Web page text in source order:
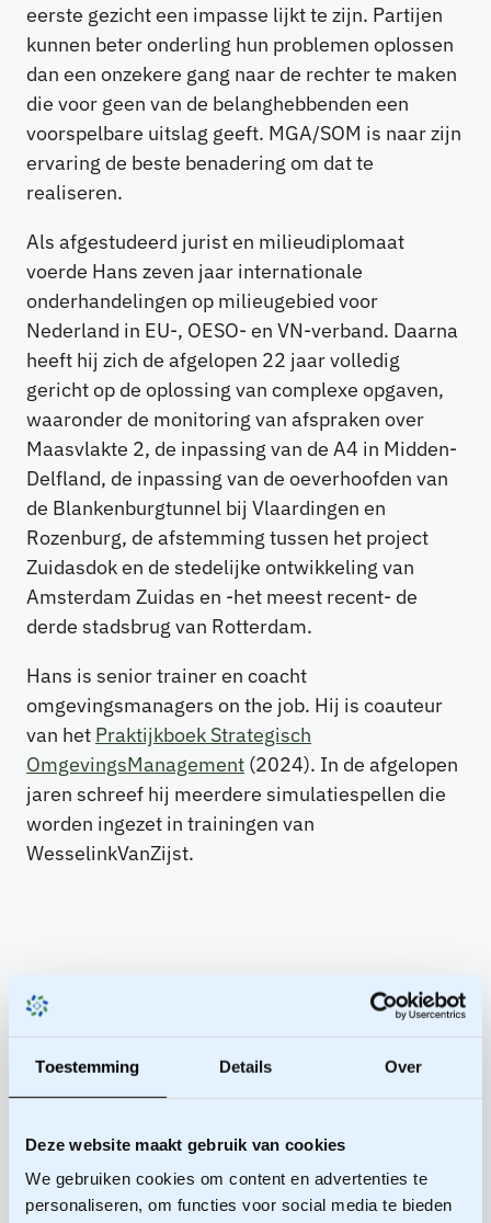
Toestemming Details Over
Deze website maakt gebruik van cookies
We gebruiken cookies om content en advertenties te
personaliseren, om functies voor social media te bieden
eerste gezicht een impasse lijkt te zijn. Partijen
kunnen beter onderling hun problemen oplossen
dan een onzekere gang naar de rechter te maken
die voor geen van de belanghebbenden een
voorspelbare uitslag geeft. MGA/SOM is naar zijn
ervaring de beste benadering om dat te
realiseren.
Als afgestudeerd jurist en milieudiplomaat
voerde Hans zeven jaar internationale
onderhandelingen op milieugebied voor
Nederland in EU-, OESO- en VN-verband. Daarna
heeft hij zich de afgelopen 22 jaar volledig
gericht op de oplossing van complexe opgaven,
waaronder de monitoring van afspraken over
Maasvlakte 2, de inpassing van de A4 in Midden-
Delfland, de inpassing van de oeverhoofden van
de Blankenburgtunnel bij Vlaardingen en
Rozenburg, de afstemming tussen het project
Zuidasdok en de stedelijke ontwikkeling van
Amsterdam Zuidas en -het meest recent- de
derde stadsbrug van Rotterdam.
Hans is senior trainer en coacht
omgevingsmanagers on the job. Hij is coauteur
van het Praktijkboek Strategisch
OmgevingsManagement (2024). In de afgelopen
jaren schreef hij meerdere simulatiespellen die
worden ingezet in trainingen van
WesselinkVanZijst.